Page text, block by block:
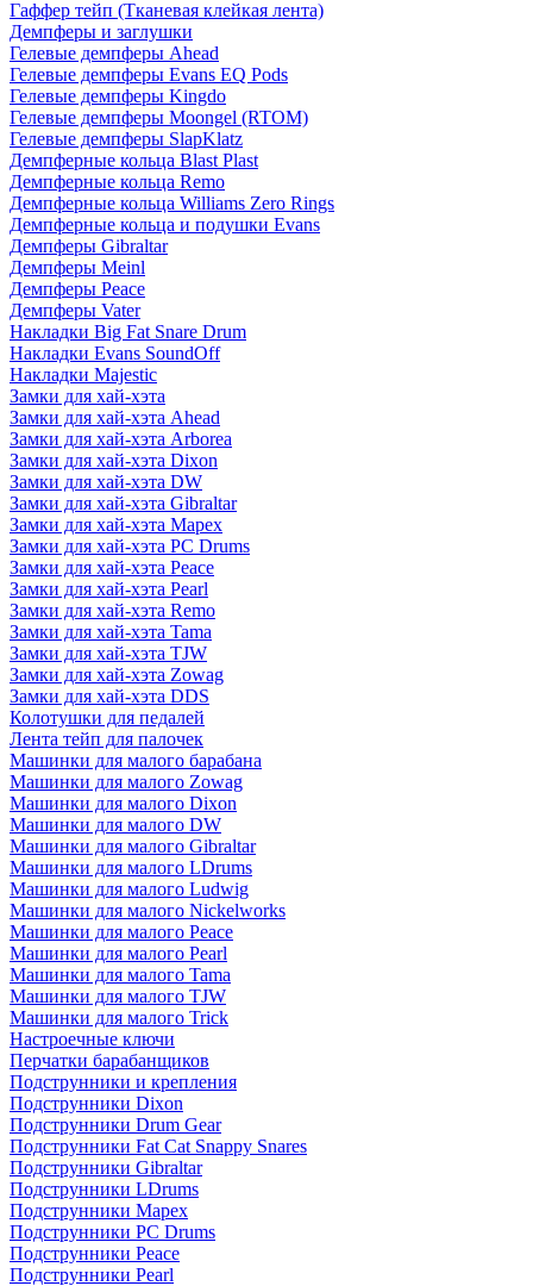
Гаффер тейп (Тканевая клейкая лента)
Демпферы и заглушки
Гелевые демпферы Ahead
Гелевые демпферы Evans EQ Pods
Гелевые демпферы Kingdo
Гелевые демпферы Moongel (RTOM)
Гелевые демпферы SlapKlatz
Демпферные кольца Blast Plast
Демпферные кольца Remo
Демпферные кольца Williams Zero Rings
Демпферные кольца и подушки Evans
Демпферы Gibraltar
Демпферы Meinl
Демпферы Peace
Демпферы Vater
Накладки Big Fat Snare Drum
Накладки Evans SoundOff
Накладки Majestic
Замки для хай-хэта
Замки для хай-хэта Ahead
Замки для хай-хэта Arborea
Замки для хай-хэта Dixon
Замки для хай-хэта DW
Замки для хай-хэта Gibraltar
Замки для хай-хэта Mapex
Замки для хай-хэта PC Drums
Замки для хай-хэта Peace
Замки для хай-хэта Pearl
Замки для хай-хэта Remo
Замки для хай-хэта Tama
Замки для хай-хэта TJW
Замки для хай-хэта Zowag
Замки для хай-хэта DDS
Колотушки для педалей
Лента тейп для палочек
Машинки для малого барабана
Машинки для малого Zowag
Машинки для малого Dixon
Машинки для малого DW
Машинки для малого Gibraltar
Машинки для малого LDrums
Машинки для малого Ludwig
Машинки для малого Nickelworks
Машинки для малого Peace
Машинки для малого Pearl
Машинки для малого Tama
Машинки для малого TJW
Машинки для малого Trick
Настроечные ключи
Перчатки барабанщиков
Подструнники и крепления
Подструнники Dixon
Подструнники Drum Gear
Подструнники Fat Cat Snappy Snares
Подструнники Gibraltar
Подструнники LDrums
Подструнники Mapex
Подструнники PC Drums
Подструнники Peace
Подструнники Pearl